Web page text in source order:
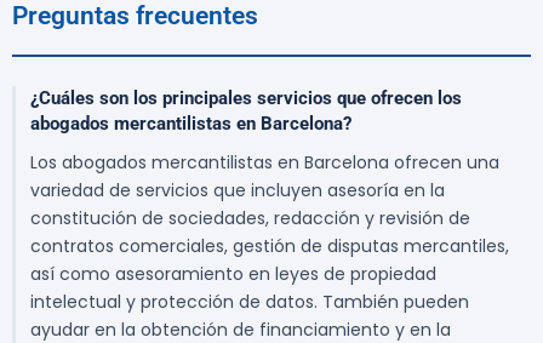
Preguntas frecuentes
¿Cuáles son los principales servicios que ofrecen los
abogados mercantilistas en Barcelona?
Los abogados mercantilistas en Barcelona ofrecen una
variedad de servicios que incluyen asesoría en la
constitución de sociedades, redacción y revisión de
contratos comerciales, gestión de disputas mercantiles,
así como asesoramiento en leyes de propiedad
intelectual y protección de datos. También pueden
ayudar en la obtención de financiamiento y en la